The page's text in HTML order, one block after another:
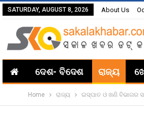
SATURDAY, AUGUST 8, 2026 About Us
ଦେଶ- ବିଦେଶ ରାଜ୍ୟ
Home ରାଜ୍ୟ ଇସ୍ପାତ ଓ ଖଣି ବିଭାଗର